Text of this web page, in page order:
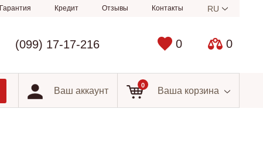
Гарантия Кредит Отзывы Контакты RU
0 0
(099) 17-17-216
Ваш аккаунт
0
Ваша корзина